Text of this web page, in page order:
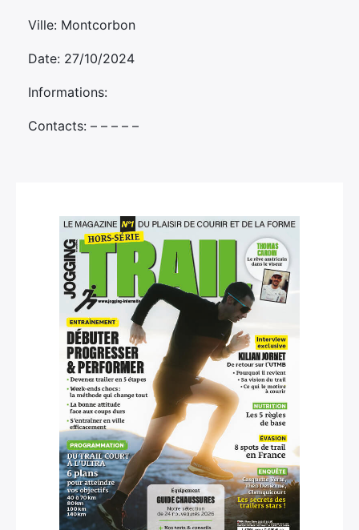
Ville: Montcorbon
Date: 27/10/2024
Informations:
Contacts: – – – – –